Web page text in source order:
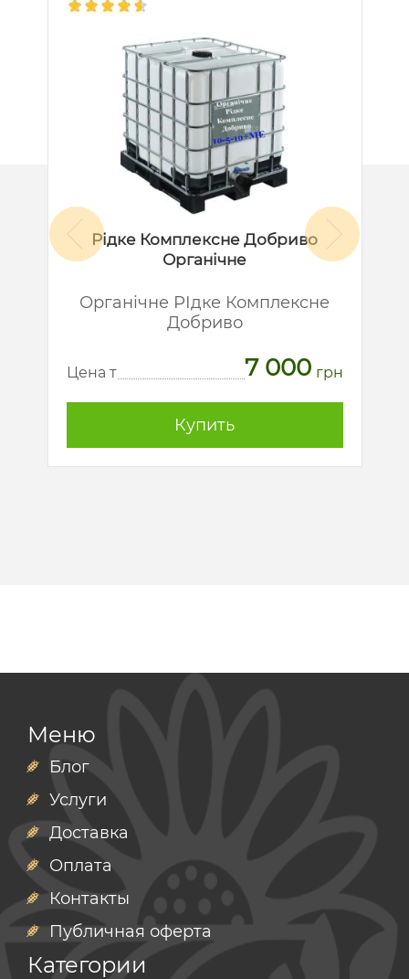
Рідке Комплексне Добриво
Органічне
Органічне РІдке Комплексне
Добриво
Цена т 7 000 грн
Купить
Меню
Блог
Услуги
Доставка
Оплата
Контакты
Публичная оферта
Категории